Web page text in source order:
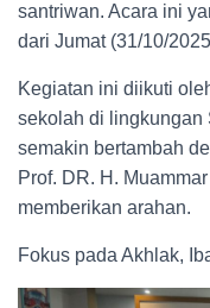
santriwan. Acara ini
dari Jumat (31/10/
Kegiatan ini diikuti
sekolah di lingkungan
semakin bertambah
Prof. DR. H.
memberikan arahan.
Fokus pada Akhlak,